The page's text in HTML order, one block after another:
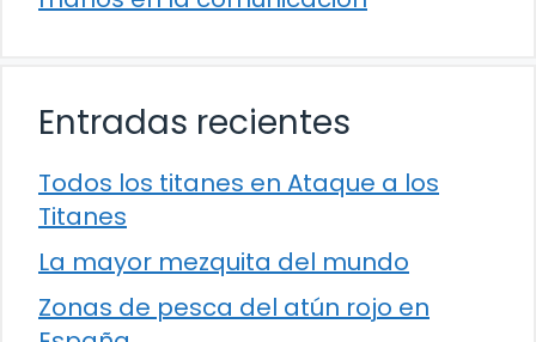
Entradas recientes
Todos los titanes en Ataque a los
Titanes
La mayor mezquita del mundo
Zonas de pesca del atún rojo en